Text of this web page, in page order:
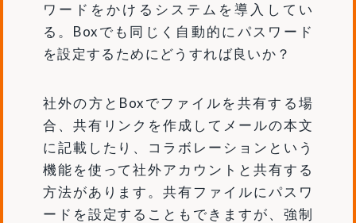
ワードをかけるシステムを導入してい
る。Boxでも同じく自動的にパスワード
を設定するためにどうすれば良いか？
社外の方とBoxでファイルを共有する場
合、共有リンクを作成してメールの本文
に記載したり、コラボレーションという
機能を使って社外アカウントと共有する
方法があります。共有ファイルにパスワ
ードを設定することもできますが、強制